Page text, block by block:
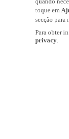
toque em
secção para
Para obter
privacy.